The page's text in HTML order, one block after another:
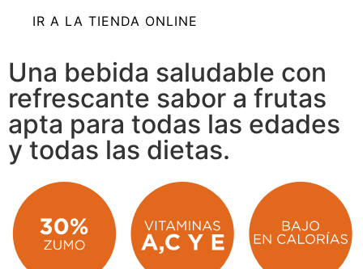
IR A LA TIENDA ONLINE
Una bebida saludable con
refrescante sabor a frutas
apta para todas las edades
y todas las dietas.